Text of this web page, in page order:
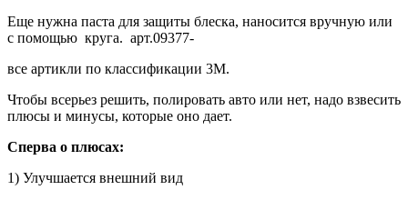
Еще нужна паста для защиты блеска, наносится вручную или
с помощью круга. арт.09377-
все артикли по классификации 3М.
Чтобы всерьез решить, полировать авто или нет, надо взвесить
плюсы и минусы, которые оно дает.
Сперва о плюсах:
1) Улучшается внешний вид